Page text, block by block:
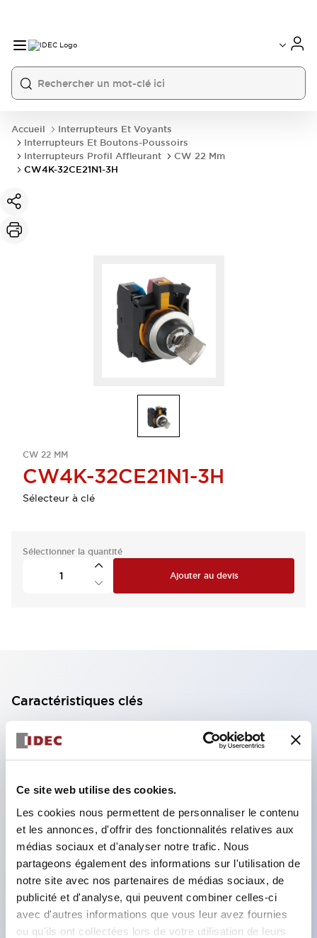
Ce site web utilise des cookies.
Les cookies nous permettent de personnaliser le contenu
et les annonces, d'offrir des fonctionnalités relatives aux
médias sociaux et d'analyser notre trafic. Nous
partageons également des informations sur l'utilisation de
notre site avec nos partenaires de médias sociaux, de
publicité et d'analyse, qui peuvent combiner celles-ci
avec d'autres informations que vous leur avez fournies
ou qu'ils ont collectées lors de votre utilisation de leurs
Accueil
Interrupteurs Et Voyants
Interrupteurs Et Boutons-Poussoirs
Interrupteurs Profil Affleurant
CW 22 Mm
CW4K-32CE21N1-3H
CW 22 MM
CW4K-32CE21N1-3H
Sélecteur à clé
Sélectionner la quantité
Ajouter au devis
Caractéristiques clés
Bloc de contact à 2 étages avec 2 contacts,
permettant une configuration à 4 contacts
contact à 11 étages), 59,9 mm (*bloc de contact à
22 étages). Conception peu encombrante
possible.
Structure de sécurité de 3e génération :
déclenchement à 2 actions, garde intégrée,
structure de protection des doigts IP20.